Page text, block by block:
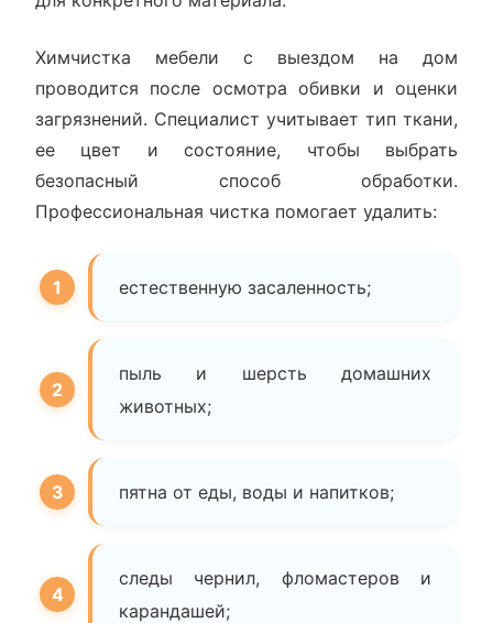
Химчистка мебели с выездом на дом
проводится после осмотра обивки и оценки
загрязнений. Специалист учитывает тип ткани,
ее цвет и состояние, чтобы выбрать
безопасный способ обработки.
Профессиональная чистка помогает удалить:
естественную засаленность;
пыль и шерсть домашних
животных;
пятна от еды, воды и напитков;
следы чернил, фломастеров и
карандашей;